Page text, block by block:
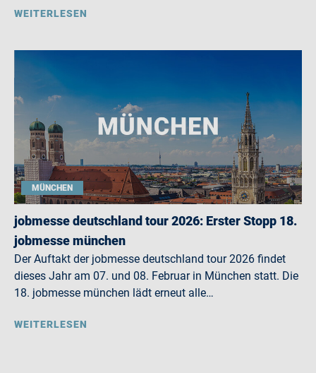
WEITERLESEN
MÜNCHEN
jobmesse deutschland tour 2026: Erster Stopp 18.
jobmesse münchen
Der Auftakt der jobmesse deutschland tour 2026 findet
dieses Jahr am 07. und 08. Februar in München statt. Die
18. jobmesse münchen lädt erneut alle…
WEITERLESEN